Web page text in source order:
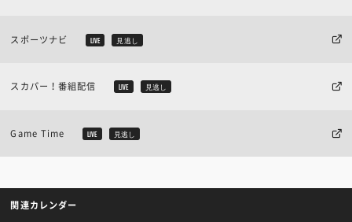
スポーツナビ LIVE 見逃し
スカパー！番組配信 LIVE 見逃し
Game Time LIVE 見逃し
関連カレンダー